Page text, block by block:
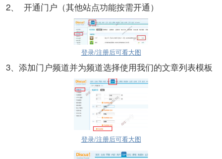
2、 开通门户（其他站点功能按需开通）
登录/注册后可看大图
3、添加门户频道并为频道选择使用我们的文章列表模板
登录/注册后可看大图